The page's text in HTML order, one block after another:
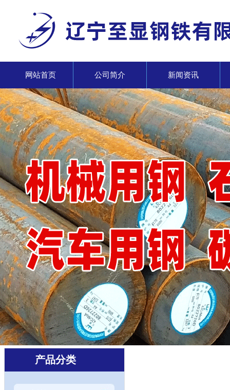
网站首页 公司简介 新闻资讯
产品分类